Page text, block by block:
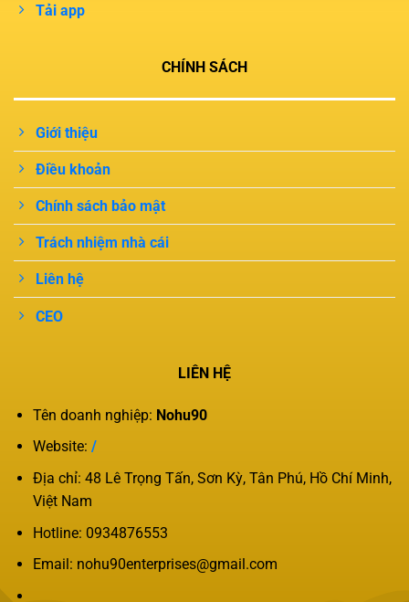
Tải app
CHÍNH SÁCH
Giới thiệu
Điều khoản
Chính sách bảo mật
Trách nhiệm nhà cái
Liên hệ
CEO
LIÊN HỆ
Tên doanh nghiệp: Nohu90
Website: /
Địa chỉ: 48 Lê Trọng Tấn, Sơn Kỳ, Tân Phú, Hồ Chí Minh,
Việt Nam
Hotline: 0934876553
Email: nohu90enterprises@gmail.com